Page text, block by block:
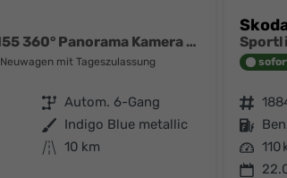
Journey Hybrid 155 360° Panorama Kamera el.Heckklappe Tote Winkel Navi el Heckklappe 2 x Einparkhilfe 19 Zoll Felgen
Neuwagen mit Tageszulassung
Getriebe Autom. 6-Gang
Außenfarbe Indigo Blue metallic
Kilometerstand 10 km
Fahrzeugnr.
Kraftstoff
Leistung 110